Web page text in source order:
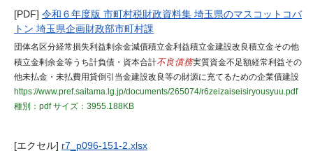
[PDF] 令和６年度版 市町村税財政資料集 埼玉県のマスコットコバ
トン 埼玉県企画財政部市町村課
団体名区分経常損失利益剰余金減債積立金利益積立金建設改良積立金その他
積立金剰余金等うち計負債・資本合計不良債務実質資金不足額経常利益その
他未払金・未払費用貸倒引当金建設改良等の財源に充てるための企業債建設
https://www.pref.saitama.lg.jp/documents/265074/r6zeizaiseisiryousyuu.pdf
種別：pdfサイズ：3955.188KB
[エクセル] r7_p096-151-2.xlsx